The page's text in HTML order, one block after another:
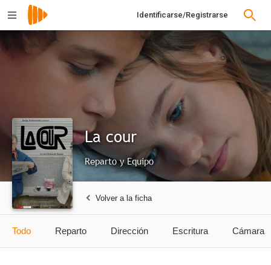
Identificarse/Registrarse
La cour
Reparto y Equipo
Volver a la ficha
Todo Reparto Dirección Escritura Cámara